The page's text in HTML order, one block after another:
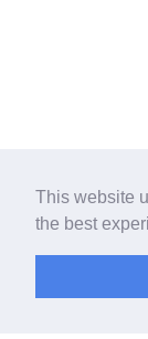
This website
the best